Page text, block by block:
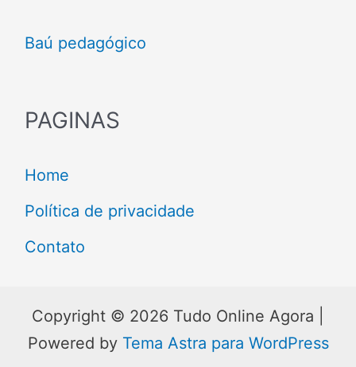
Baú pedagógico
PAGINAS
Home
Política de privacidade
Contato
Copyright © 2026 Tudo Online Agora |
Powered by Tema Astra para WordPress